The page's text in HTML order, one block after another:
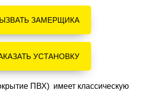
ЗАМЕРЩИКА
УСТАНОВКУ
ПВХ) имеет классическую